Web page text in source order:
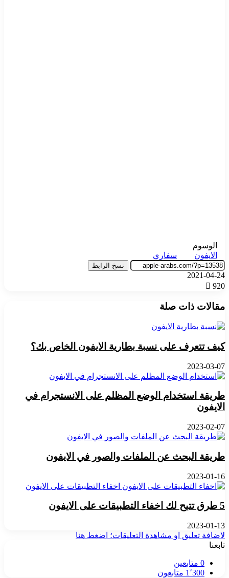
الوسوم
الايفون
سفاري
نسخ الرابط
2021-04-24
920
مقالات ذات صلة
كيف تتعرف على نسبة بطارية الايفون الخاص بك؟
2023-03-07
طريقة استخدام الوضع المظلم على الانستجرام في
الايفون
2023-02-07
طريقة البحث عن الملفات والصور في الايفون
2023-01-16
5 طرق تتيح لك اخفاء التطبيقات على الايفون
2023-01-13
لاضافة تعليق او مشاهدة التعليقات؛ اضغط هنا
تابعنا
0 متابعين
1٬300 متابعون